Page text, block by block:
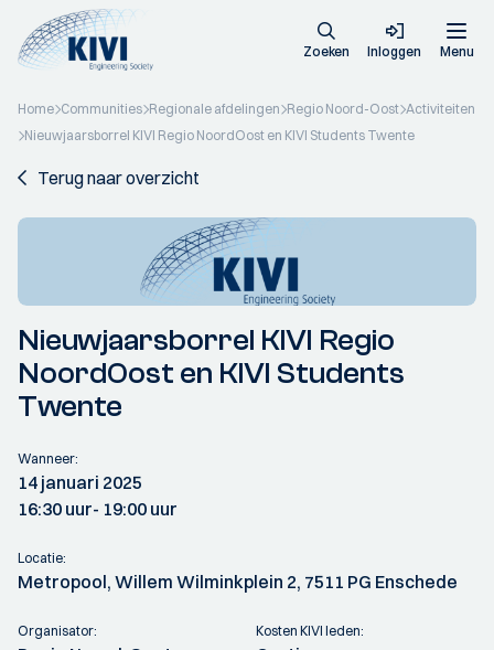
Zoeken Inloggen Menu
Home Communities Regionale afdelingen Regio Noord-Oost Activiteiten
Nieuwjaarsborrel KIVI Regio NoordOost en KIVI Students Twente
Terug naar overzicht
Nieuwjaarsborrel KIVI Regio
NoordOost en KIVI Students
Twente
Wanneer:
14 januari 2025
16:30 uur- 19:00 uur
Locatie:
Metropool, Willem Wilminkplein 2, 7511 PG Enschede
Organisator: Kosten KIVI leden: